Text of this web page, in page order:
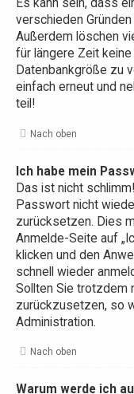
Es kann sein, dass
verschieden
Außerdem löschen
für längere Zeit
Datenbankgröße zu
einfach erneut und
teil!
Nach oben
Ich habe mein
Das ist nicht
Passwort nicht
zurücksetzen. Dies
Anmelde-Seite auf
klicken und den
schnell wieder
Sollten Sie trotzdem
zurückzusetzen, so
Administration.
Nach oben
Warum werde ich